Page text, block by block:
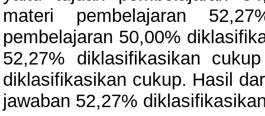
materi pembelajaran
pembelajaran 50,00%
52,27% diklasifikasikan
diklasifikasikan cukup. Hasil
jawaban 52,27%